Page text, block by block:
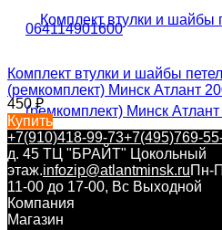
Комплект втулки и шайбы
(ремкомплект) Минск Атлант
450 ₽
Купить
+7(910)418-99-73+7(495)769-
д. 45 ТЦ "БРАЙТ" Цокольный
этаж.infozip@atlantminsk.ruПн-
11-00 до 17-00, Вс Выходной
Компания
Магазин